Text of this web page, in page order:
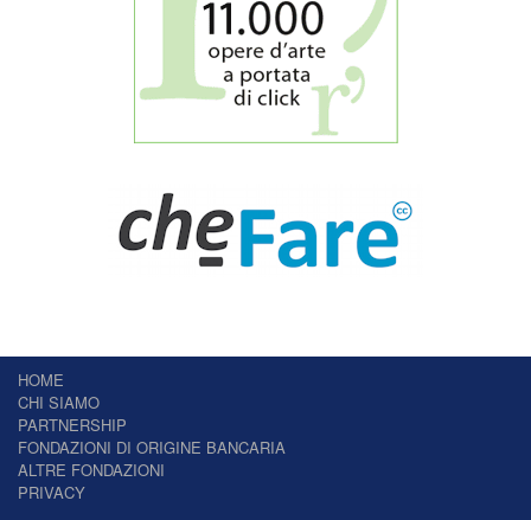
HOME
CHI SIAMO
PARTNERSHIP
FONDAZIONI DI ORIGINE BANCARIA
ALTRE FONDAZIONI
PRIVACY